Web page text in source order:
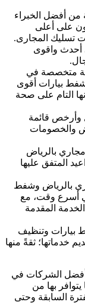
من أفضل الخبراء
على أعلى
تسليك المجارى.
أحدث واقوى
متخصصة في
بيارات أقوى
التام على صحة
وأرخص قائمة
والخصومات
بالرياض
المتفق عليها
بالرياض وشفط
أسرع وقت، مع
المقدمة
بيارات وتنظيف
خدماتها؛ ثقةً منها
الشركات في
بها من
السابقة وحتى